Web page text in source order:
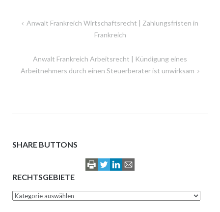
Beitragsnavigation
Anwalt Frankreich Wirtschaftsrecht | Zahlungsfristen in
Frankreich
Anwalt Frankreich Arbeitsrecht | Kündigung eines
Arbeitnehmers durch einen Steuerberater ist unwirksam
SHARE BUTTONS
RECHTSGEBIETE
Rechtsgebiete